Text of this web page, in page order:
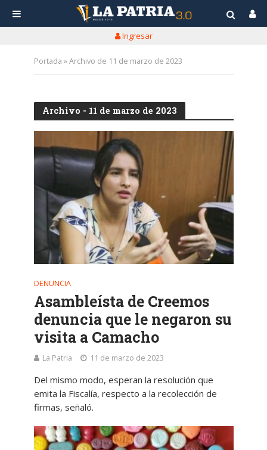
Ingresar
Portada »Archivo de 11 de marzo de 2023
Archivo - 11 de marzo de 2023
DENUNCIA
Asambleísta de Creemos
denuncia que le negaron su
visita a Camacho
La Patria 11 de marzo de 2023
Del mismo modo, esperan la resolución que
emita la Fiscalía, respecto a la recolección de
firmas, señaló.